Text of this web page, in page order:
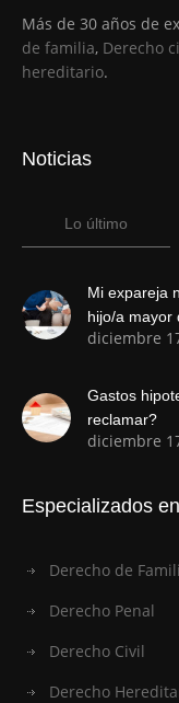
Más de 30 años de
de familia, Derecho
hereditario.
Noticias
Lo último
Mi expareja
hijo/a mayor
diciembre
Gastos
reclamar?
diciembre
Especializados en
Derecho de
Derecho Penal
Derecho Civil
Derecho